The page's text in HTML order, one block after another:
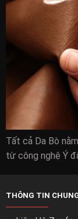
Tất cả Da Bò
từ công nghệ Ý
THÔNG TIN